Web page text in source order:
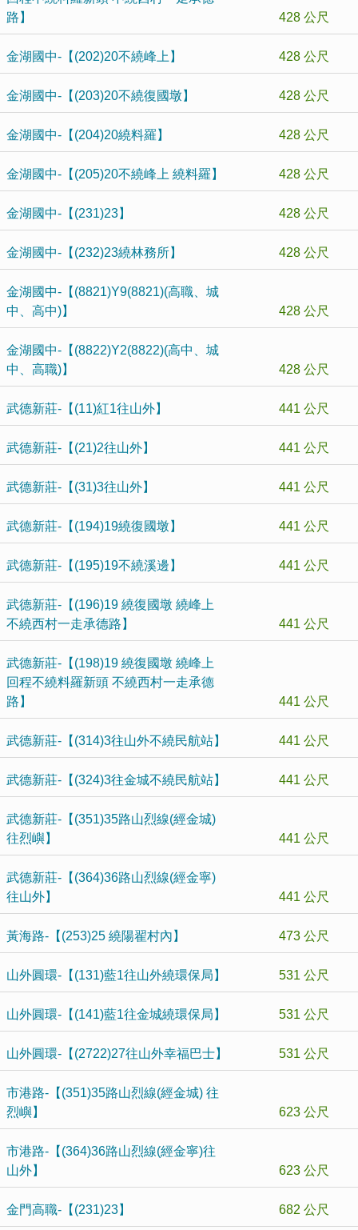
路】
428 公尺
金湖國中-【(202)20不繞峰上】 428 公尺
金湖國中-【(203)20不繞復國墩】 428 公尺
金湖國中-【(204)20繞料羅】 428 公尺
金湖國中-【(205)20不繞峰上 繞料羅】 428 公尺
金湖國中-【(231)23】 428 公尺
金湖國中-【(232)23繞林務所】 428 公尺
金湖國中-【(8821)Y9(8821)(高職、城
中、高中)】
428 公尺
金湖國中-【(8822)Y2(8822)(高中、城
中、高職)】
428 公尺
武德新莊-【(11)紅1往山外】 441 公尺
武德新莊-【(21)2往山外】 441 公尺
武德新莊-【(31)3往山外】 441 公尺
武德新莊-【(194)19繞復國墩】 441 公尺
武德新莊-【(195)19不繞溪邊】 441 公尺
武德新莊-【(196)19 繞復國墩 繞峰上
不繞西村一走承德路】
441 公尺
武德新莊-【(198)19 繞復國墩 繞峰上
回程不繞料羅新頭 不繞西村一走承德
路】
441 公尺
武德新莊-【(314)3往山外不繞民航站】 441 公尺
武德新莊-【(324)3往金城不繞民航站】 441 公尺
武德新莊-【(351)35路山烈線(經金城)
往烈嶼】
441 公尺
武德新莊-【(364)36路山烈線(經金寧)
往山外】
441 公尺
黃海路-【(253)25 繞陽翟村內】 473 公尺
山外圓環-【(131)藍1往山外繞環保局】 531 公尺
山外圓環-【(141)藍1往金城繞環保局】 531 公尺
山外圓環-【(2722)27往山外幸福巴士】 531 公尺
市港路-【(351)35路山烈線(經金城) 往
烈嶼】
623 公尺
市港路-【(364)36路山烈線(經金寧)往
山外】
623 公尺
金門高職-【(231)23】 682 公尺